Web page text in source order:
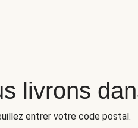
livrons
entrer votre code postal.